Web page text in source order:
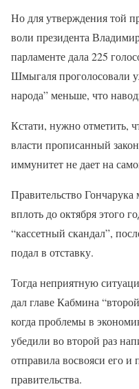
Но для утверждения той
воли президента
парламенте дала 225
Шмыгаля проголосовали
народа” меньше, что
Кстати, нужно отметить,
власти прописанный
иммунитет не дает на
Правительство
вплоть до октября этого
“кассетный скандал”,
подал в отставку.
Тогда неприятную
дал главе Кабмина
когда проблемы в
убедили во второй раз
отправила восвояси его и
правительства.